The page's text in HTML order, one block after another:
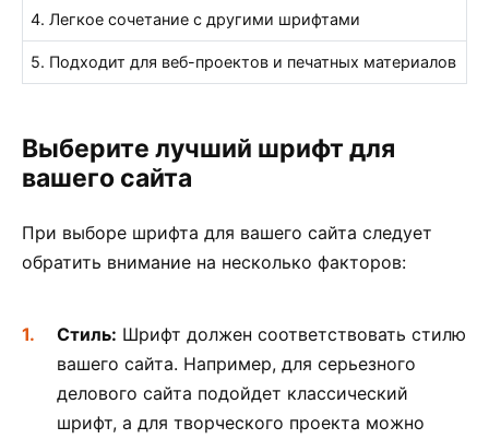
4. Легкое сочетание с другими шрифтами
5. Подходит для веб-проектов и печатных материалов
Выберите лучший шрифт для
вашего сайта
При выборе шрифта для вашего сайта следует
обратить внимание на несколько факторов:
Стиль: Шрифт должен соответствовать стилю
вашего сайта. Например, для серьезного
делового сайта подойдет классический
шрифт, а для творческого проекта можно